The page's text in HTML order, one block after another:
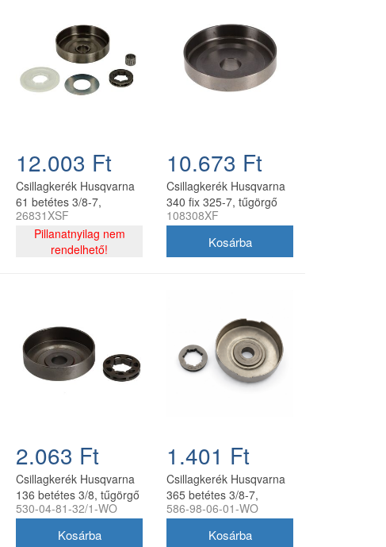
12.003 Ft
Csillagkerék Husqvarna
61 betétes 3/8-7,
tűgörgővel oregon
utángyártott
26831XSF
Pillanatnyilag nem
rendelhető!
10.673 Ft
Csillagkerék Husqvarna
340 fix 325-7, tűgörgő
nélkül oregon
108308XF
2.063 Ft
Csillagkerék Husqvarna
136 betétes 3/8, tűgörgő
nélkül utángyártott
530-04-81-32/1-WO
1.401 Ft
Csillagkerék Husqvarna
365 betétes 3/8-7,
tűgörgő nélkül
586-98-06-01-WO